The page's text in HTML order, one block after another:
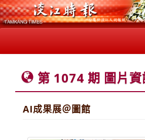
第 1074 期 圖片資
AI成果展＠圖館